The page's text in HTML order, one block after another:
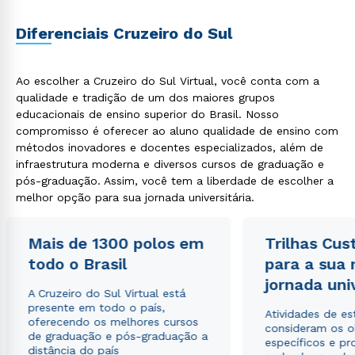
Diferenciais Cruzeiro do Sul
Ao escolher a Cruzeiro do Sul Virtual, você conta com a
qualidade e tradição de um dos maiores grupos
educacionais de ensino superior do Brasil. Nosso
compromisso é oferecer ao aluno qualidade de ensino com
métodos inovadores e docentes especializados, além de
infraestrutura moderna e diversos cursos de graduação e
pós-graduação. Assim, você tem a liberdade de escolher a
melhor opção para sua jornada universitária.
Mais de 1300 polos em
todo o Brasil
A Cruzeiro do Sul Virtual está
presente em todo o país,
oferecendo os melhores cursos
de graduação e pós-graduação a
distância do país
Trilhas
para a sua
jornada
Atividades de
consideram os
específicos e
Rápido e fácil
WhatsApp
ou
Estou de acordo com a Política de Privacidade.e
autorizo que meus dados sejam utilizados para o